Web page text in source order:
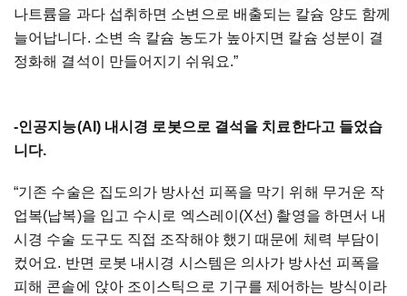
나트륨을 과다 섭취하면 소변으로 배출되는 칼슘 양도 함께
늘어납니다. 소변 속 칼슘 농도가 높아지면 칼슘 성분이 결
정화해 결석이 만들어지기 쉬워요.”
-인공지능(AI) 내시경 로봇으로 결석을 치료한다고 들었습
니다.
“기존 수술은 집도의가 방사선 피폭을 막기 위해 무거운 작
업복(납복)을 입고 수시로 엑스레이(X선) 촬영을 하면서 내
시경 수술 도구도 직접 조작해야 했기 때문에 체력 부담이
컸어요. 반면 로봇 내시경 시스템은 의사가 방사선 피폭을
피해 콘솔에 앉아 조이스틱으로 기구를 제어하는 방식이라